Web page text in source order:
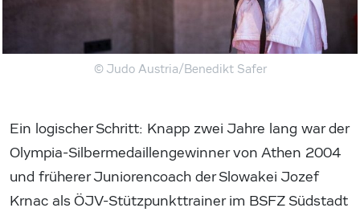
© Judo Austria/Benedikt Safer
Ein logischer Schritt: Knapp zwei Jahre lang war der
Olympia-Silbermedaillengewinner von Athen 2004
und früherer Juniorencoach der Slowakei Jozef
Krnac als ÖJV-Stützpunkttrainer im BSFZ Südstadt